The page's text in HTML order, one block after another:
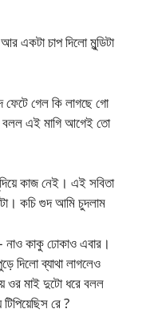
একটা চাপ দিলো মুন্ডিটা
ফেটে গেল কি লাগছে গো
বলল এই মাগি আগেই তো
কাজ নেই। এই সবিতা
কচি গুদ আমি চুদলাম
কাকু ঢোকাও এবার।
দিলো ব্যাথা লাগলেও
ওর মাই দুটো ধরে বলল
রে ?